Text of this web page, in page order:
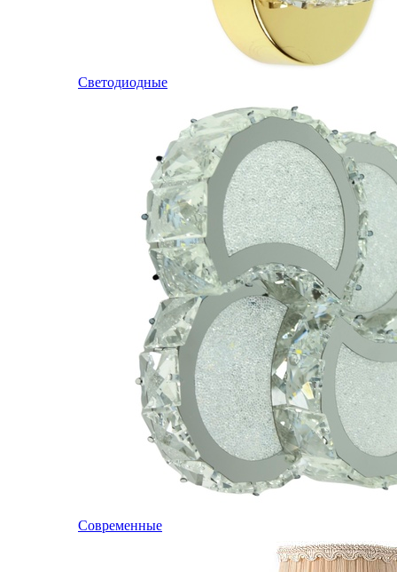
Светодиодные
Современные